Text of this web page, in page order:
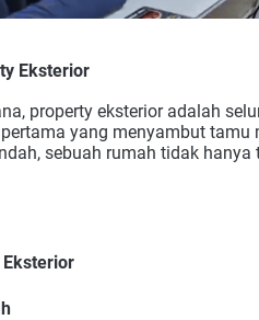
Eksterior
property eksterior adalah
yang menyambut tamu
sebuah rumah tidak
Eksterior